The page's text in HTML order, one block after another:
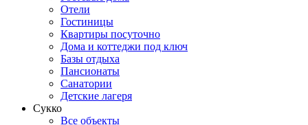
Отели
Гостиницы
Квартиры посуточно
Дома и коттеджи под ключ
Базы отдыха
Пансионаты
Санатории
Детские лагеря
Сукко
Все объекты